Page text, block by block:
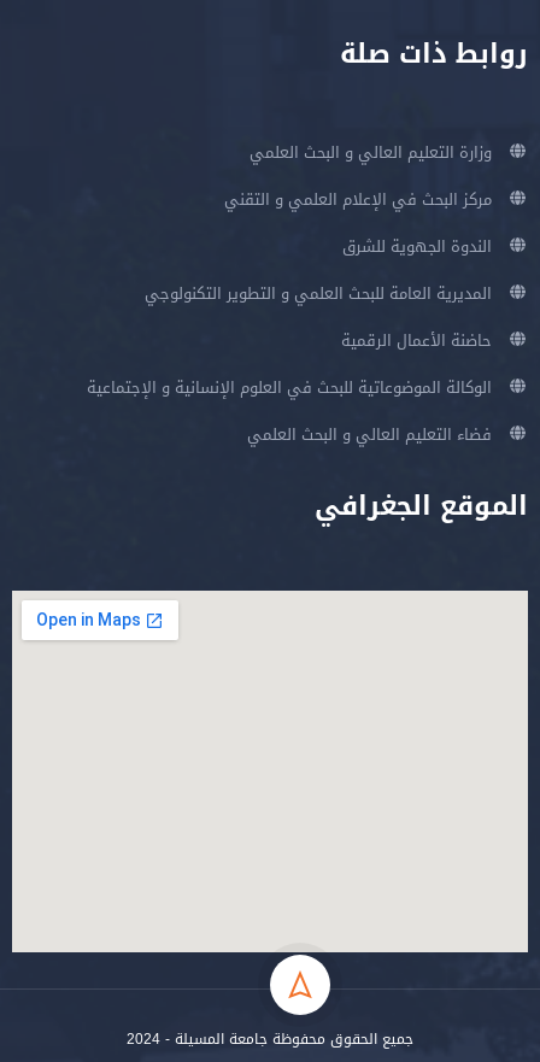
روابط ذات صلة
وزارة التعليم العالي و البحث العلمي
مركز البحث في الإعلام العلمي و التقني
الندوة الجهوية للشرق
المديرية العامة للبحث العلمي و التطوير التكنولوجي
حاضنة الأعمال الرقمية
الوكالة الموضوعاتية للبحث في العلوم الإنسانية و الإجتماعية
فضاء التعليم العالي و البحث العلمي
الموقع الجغرافي
جميع الحقوق محفوظة جامعة المسيلة - 2024